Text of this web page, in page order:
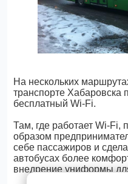
На нескольких
транспорте Хабаровска
бесплатный Wi-Fi.
Там, где работает Wi-Fi,
образом
себе пассажиров и
автобусах более
внедрение униформы